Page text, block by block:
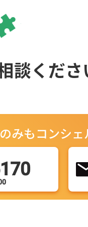
談くださ
みもコンシェ